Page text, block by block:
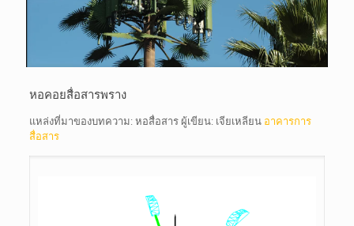
หอคอยสื่อสารพราง
แหล่งที่มาของบทความ: หอสื่อสาร ผู้เขียน: เจียเหลียน อาคารการ
สื่อสาร